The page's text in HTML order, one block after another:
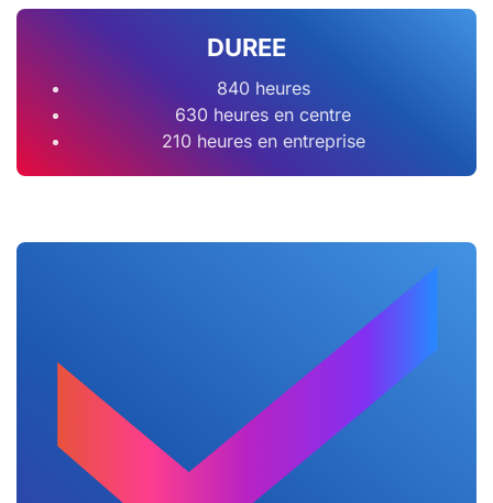
DUREE
840 heures
630 heures en centre
210 heures en entreprise